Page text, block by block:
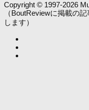
Copyright © 1997-2026
（BoutReviewに掲載の
します）